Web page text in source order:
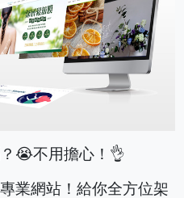
😭不用擔心！👌
業網站！給你全方位架